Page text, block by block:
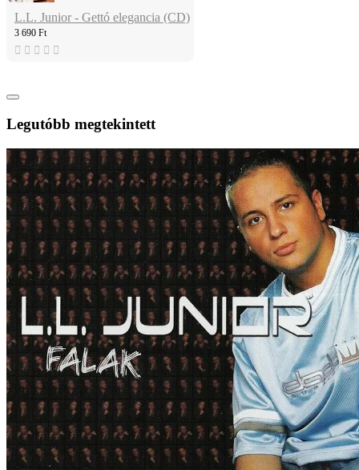
L.L. Junior - Gettó elegancia (CD)
3 690 Ft
Legutóbb megtekintett